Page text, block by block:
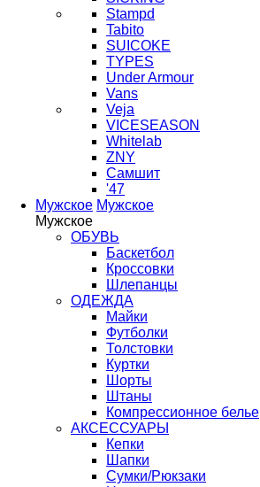
Stampd
Tabito
SUICOKE
TYPES
Under Armour
Vans
Veja
VICESEASON
Whitelab
ZNY
Самшит
'47
Мужское Мужское
Мужское
ОБУВЬ
Баскетбол
Кроссовки
Шлепанцы
ОДЕЖДА
Майки
Футболки
Толстовки
Куртки
Шорты
Штаны
Компрессионное белье
АКСЕССУАРЫ
Кепки
Шапки
Сумки/Рюкзаки